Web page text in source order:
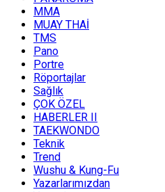
MMA
MUAY THAİ
TMS
Pano
Portre
Röportajlar
Sağlık
ÇOK ÖZEL
HABERLER II
TAEKWONDO
Teknik
Trend
Wushu & Kung-Fu
Yazarlarımızdan